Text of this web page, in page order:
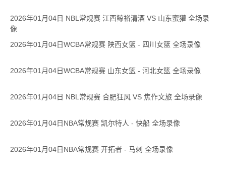
2026年01月04日 NBL常规赛 江西鲸裕清酒 VS 山东蜜獾 全场录
像
2026年01月04日WCBA常规赛 陕西女篮 - 四川女篮 全场录像
2026年01月04日WCBA常规赛 山东女篮 - 河北女篮 全场录像
2026年01月04日 NBL常规赛 合肥狂风 VS 焦作文旅 全场录像
2026年01月04日NBA常规赛 凯尔特人 - 快船 全场录像
2026年01月04日NBA常规赛 开拓者 - 马刺 全场录像